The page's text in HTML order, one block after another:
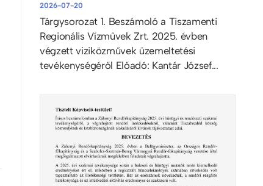
2026-07-20
Tárgysorozat 1. Beszámoló a Tiszamenti
Regionális Vízművek Zrt. 2025. évben
végzett viziközművek üzemeltetési
tevékenységéről Előadó: Kantár József...